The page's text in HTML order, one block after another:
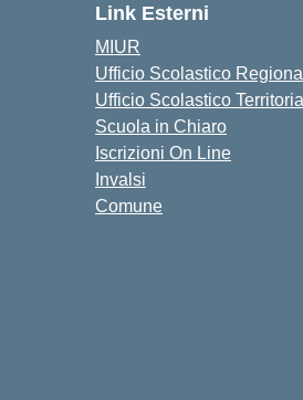
Link Esterni
MIUR
Ufficio Scolastico
Ufficio Scolastico
Scuola in Chiaro
Iscrizioni On Line
Invalsi
Comune